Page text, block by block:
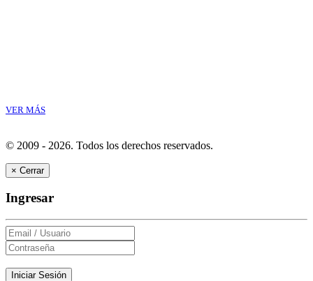
VER MÁS
© 2009 - 2026. Todos los derechos reservados.
× Cerrar
Ingresar
Iniciar Sesión